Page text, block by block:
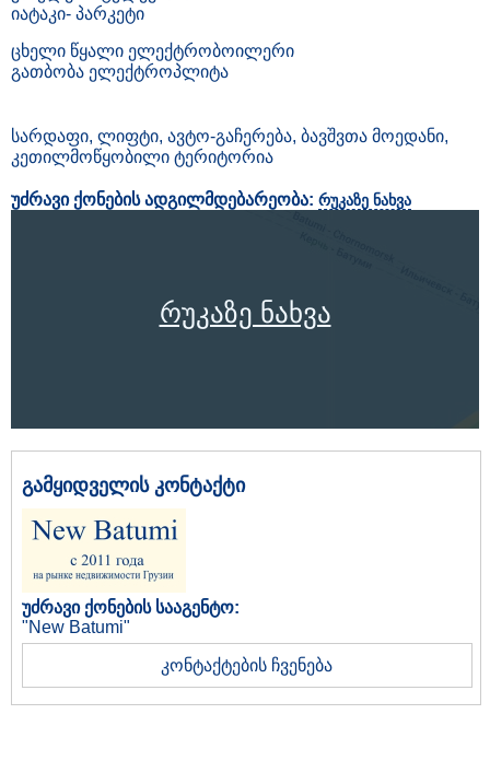
იატაკი- პარკეტი
ცხელი წყალი ელექტრობოილერი
გათბობა ელექტროპლიტა
სარდაფი, ლიფტი, ავტო-გაჩერება, ბავშვთა მოედანი,
კეთილმოწყობილი ტერიტორია
უძრავი ქონების ადგილმდებარეობა: რუკაზე ნახვა
რუკაზე ნახვა
გამყიდველის კონტაქტი
უძრავი ქონების სააგენტო:
"New Batumi"
კონტაქტების ჩვენება